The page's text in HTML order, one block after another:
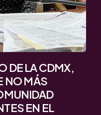
DE LA CDMX,
NO MÁS
EN EL